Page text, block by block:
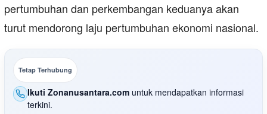
pertumbuhan dan perkembangan keduanya akan
turut mendorong laju pertumbuhan ekonomi nasional.
Tetap Terhubung
Ikuti Zonanusantara.com untuk mendapatkan informasi
terkini.